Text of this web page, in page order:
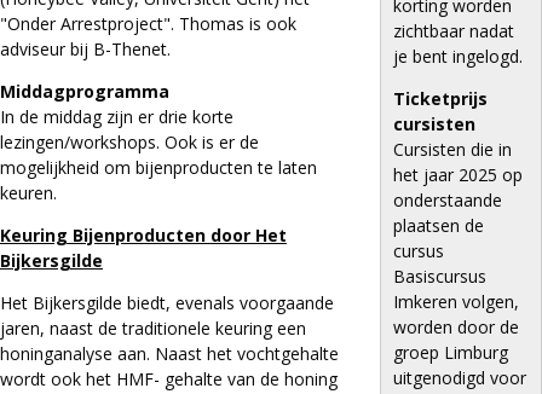
"Onder Arrestproject". Thomas is ook
adviseur bij B-Thenet.
Middagprogramma
In de middag zijn er drie korte
lezingen/workshops. Ook is er de
mogelijkheid om bijenproducten te laten
keuren.
Keuring Bijenproducten door Het
Bijkersgilde
Het Bijkersgilde biedt, evenals voorgaande
jaren, naast de traditionele keuring een
honinganalyse aan. Naast het vochtgehalte
wordt ook het HMF- gehalte van de honing
korting worden
zichtbaar nadat
je bent ingelogd.
Ticketprijs
cursisten
Cursisten die in
het jaar 2025 op
onderstaande
plaatsen de
cursus
Basiscursus
Imkeren volgen,
worden door de
groep Limburg
uitgenodigd voor